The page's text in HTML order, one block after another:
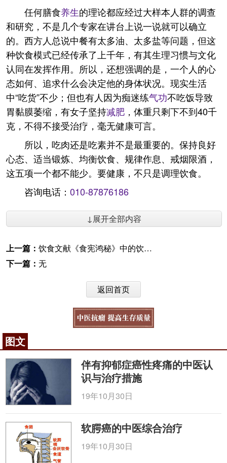
任何膳食养生的理论都应经过大样本人群的调查
和研究，不是几个专家在讲台上说一说就可以确立
的。西方人总说中餐有太多油、太多盐等问题，但这
种饮食模式已经传承了上千年，有其生理习惯与文化
认同在发挥作用。所以，还想强调的是，一个人的心
态如何、追求什么会决定他的身体状况。现实生活
中“吃货”不少；但也有人因为痴迷练气功不吃饭导致
胃黏膜萎缩，有女子坚持减肥 ，体重只剩下不到40千
克，不得不接受治疗，毫无健康可言。
所以，吃肉还是吃素并不是最重要的。保持良好
心态、适当锻炼、均衡饮食、规律作息、戒烟限酒，
这五项一个都不能少。要健康，不只是调理饮食。
咨询电话： 010-87876186
↓展开全部内容
上一篇： 饮食文献《食宪鸿秘》中的饮食与饮酒宜忌
下一篇： 无
返回首页
图文
伴有抑郁症癌性疼痛的中医认
识与治疗措施
19年10月30日
软腭癌的中医综合治疗
19年10月30日